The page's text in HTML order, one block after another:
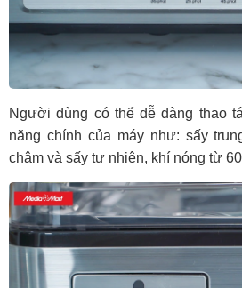
Người dùng có thể dễ dàng thao
năng chính của máy như: sấy
chậm và sấy tự nhiên, khí nóng từ